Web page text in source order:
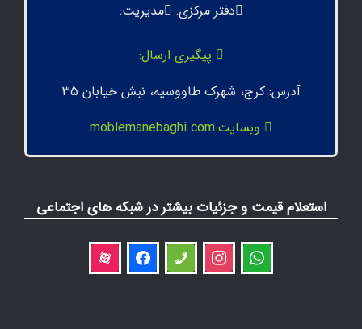
دفتر مرکزی: مدیریت:
پیگیری ارسال:
آدرس: کرج، شهرک طاووسیه، نبش خیابان 35
وبسایت:moblemanebaghi.com
استعلام قیمت و جزئیات بیشتر در شبکه های اجتماعی
whatsapp
instagram
phone
facebook
aparat